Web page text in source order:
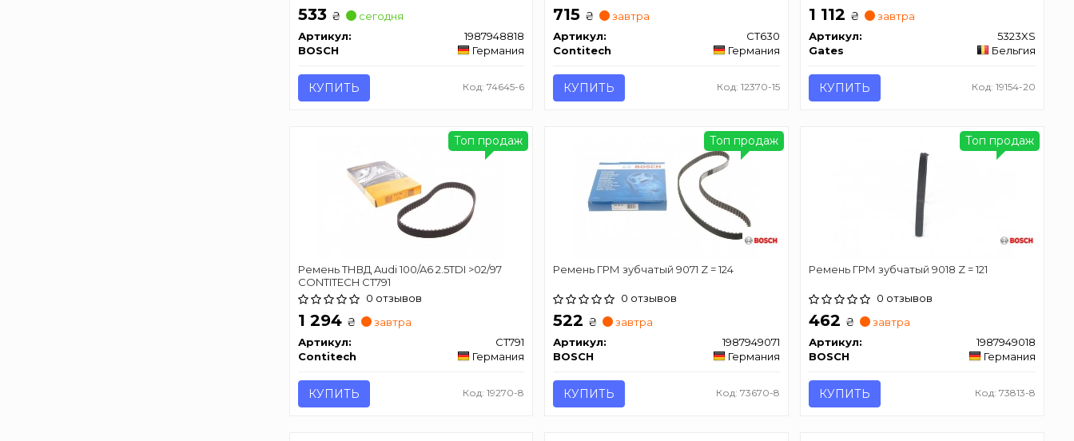
533 ₴
сегодня
Артикул:
1987948818
BOSCH
Германия
КУПИТЬ Код: 74645-6
715 ₴
завтра
Артикул:
CT630
Contitech
Германия
КУПИТЬ Код: 12370-15
1 112 ₴
завтра
Артикул:
5323XS
Gates
Бельгия
КУПИТЬ Код: 19154-20
Ремень ТНВД Audi 100/A6 2.5TDI >02/97
CONTITECH CT791
0 отзывов
1 294 ₴
завтра
Артикул:
CT791
Contitech
Германия
КУПИТЬ Код: 19270-8
Топ продаж
Ремень ГРМ зубчатый 9071 Z = 124
0 отзывов
522 ₴
завтра
Артикул:
1987949071
BOSCH
Германия
КУПИТЬ Код: 73670-8
Топ продаж
Ремень ГРМ зубчатый 9018 Z = 121
0 отзывов
462 ₴
завтра
Артикул:
1987949018
BOSCH
Германия
КУПИТЬ Код: 73813-8
Топ продаж